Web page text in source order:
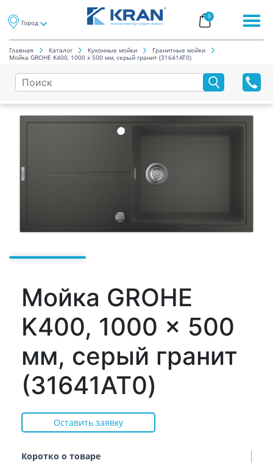
Город
0
Главная Каталог Кухонные мойки
Гранитные мойки
Мойка GROHE K400, 1000 x 500 мм, серый гранит (31641AT0)
Мойка GROHE
K400, 1000 x 500
мм, серый гранит
(31641AT0)
Коротко о товаре
Оставить заявку